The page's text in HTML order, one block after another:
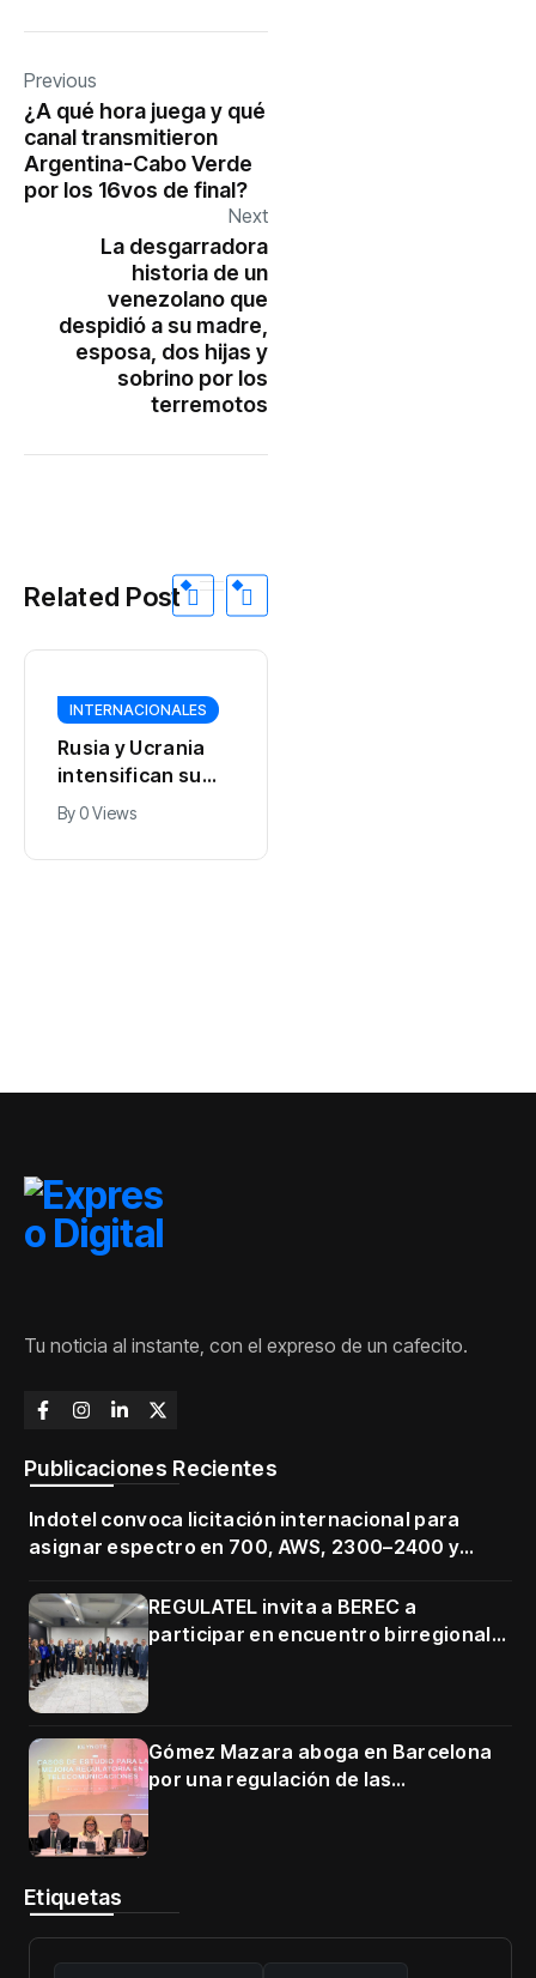
Previous
¿A qué hora juega y qué
canal transmitieron
Argentina-Cabo Verde
por los 16vos de final?
Next
La desgarradora
historia de un
venezolano que
despidió a su madre,
esposa, dos hijas y
sobrino por los
terremotos
Related Post
INTERNACIONALES
Rusia y Ucrania
intensifican su
guerra aérea. Los
civiles pagan el
precio
By0 Views
Tu noticia al instante, con el expreso de un cafecito.
Publicaciones Recientes
Indotel convoca licitación internacional para
asignar espectro en 700, AWS, 2300–2400 y
REGULATEL invita a BEREC a
participar en encuentro birregional
Gómez Mazara aboga en Barcelona
por una regulación de las
Etiquetas